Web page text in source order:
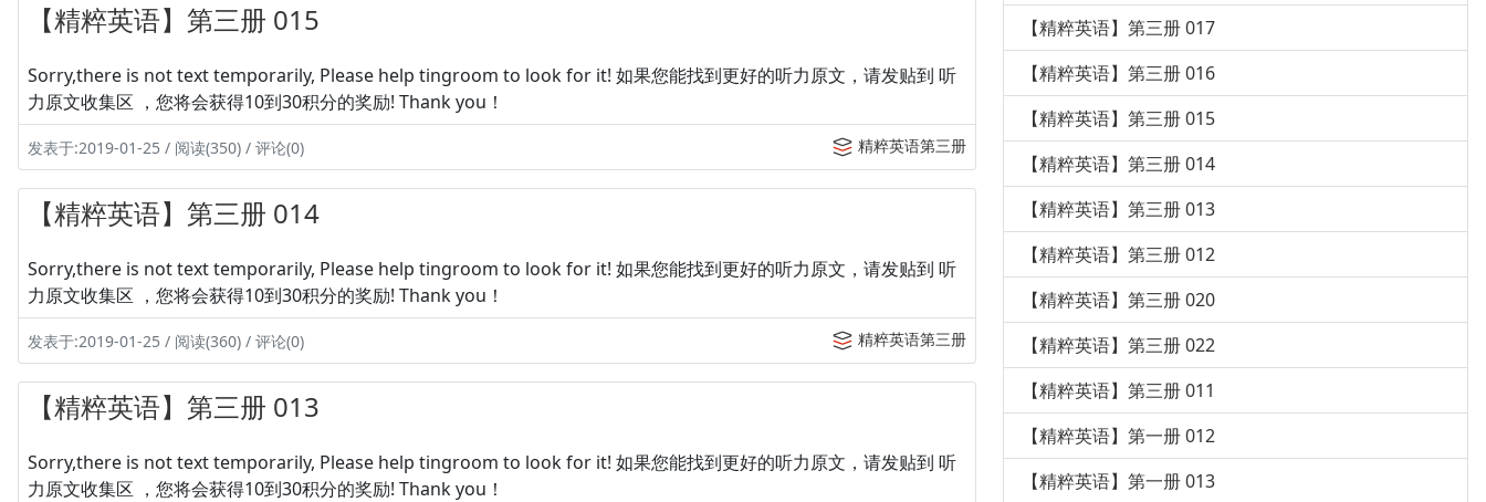
【精粹英语】第三册 015
Sorry,there is not text temporarily, Please help tingroom to look for it! 如果您能找到更好的听力原文，请发贴到 听
力原文收集区 ，您将会获得10到30积分的奖励! Thank you！
发表于:2019-01-25 / 阅读(350) / 评论(0) 精粹英语第三册
【精粹英语】第三册 014
Sorry,there is not text temporarily, Please help tingroom to look for it! 如果您能找到更好的听力原文，请发贴到 听
力原文收集区 ，您将会获得10到30积分的奖励! Thank you！
发表于:2019-01-25 / 阅读(360) / 评论(0) 精粹英语第三册
【精粹英语】第三册 013
Sorry,there is not text temporarily, Please help tingroom to look for it! 如果您能找到更好的听力原文，请发贴到 听
力原文收集区 ，您将会获得10到30积分的奖励! Thank you！
【精粹英语】第三册 017
【精粹英语】第三册 016
【精粹英语】第三册 015
【精粹英语】第三册 014
【精粹英语】第三册 013
【精粹英语】第三册 012
【精粹英语】第三册 020
【精粹英语】第三册 022
【精粹英语】第三册 011
【精粹英语】第一册 012
【精粹英语】第一册 013